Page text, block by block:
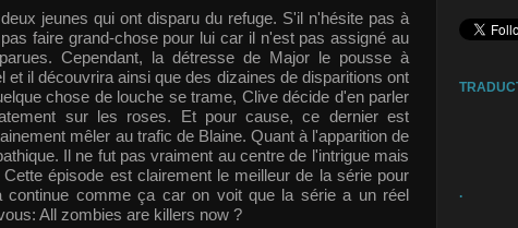
jeunes qui ont disparu du refuge. S'il n'hésite pas à
faire grand-chose pour lui car il n'est pas assigné au
Cependant, la détresse de Major le pousse à
il découvrira ainsi que des dizaines de disparitions ont
chose de louche se trame, Clive décide d'en parler
sur les roses. Et pour cause, ce dernier est
mêler au trafic de Blaine. Quant à l'apparition de
Il ne fut pas vraiment au centre de l'intrigue mais
épisode est clairement le meilleur de la série pour
continue comme ça car on voit que la série a un réel
All zombies are killers now ?
.